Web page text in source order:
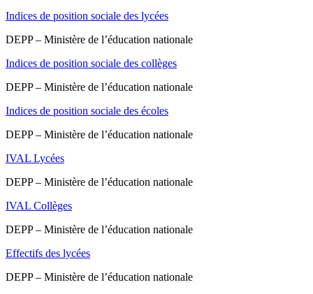
Indices de position sociale des lycées
DEPP – Ministère de l’éducation nationale
Indices de position sociale des collèges
DEPP – Ministère de l’éducation nationale
Indices de position sociale des écoles
DEPP – Ministère de l’éducation nationale
IVAL Lycées
DEPP – Ministère de l’éducation nationale
IVAL Collèges
DEPP – Ministère de l’éducation nationale
Effectifs des lycées
DEPP – Ministère de l’éducation nationale